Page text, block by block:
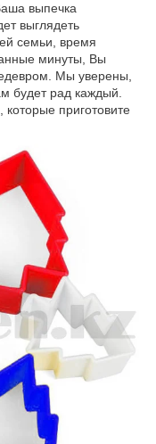
выпечка
выглядеть
семьи, время
минуты, Вы
Мы уверены,
будет рад каждый.
которые приготовите